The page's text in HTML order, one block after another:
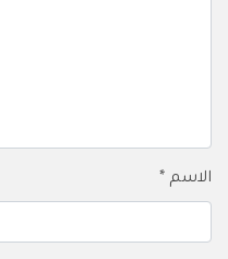
الاسم *